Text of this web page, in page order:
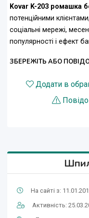
Kovar K-203 ромашка
потенційними
соціальні мережі,
популярності і ефект
ЗБЕРЕЖІТЬ АБО
Додати в
На сайті з:
Активність: